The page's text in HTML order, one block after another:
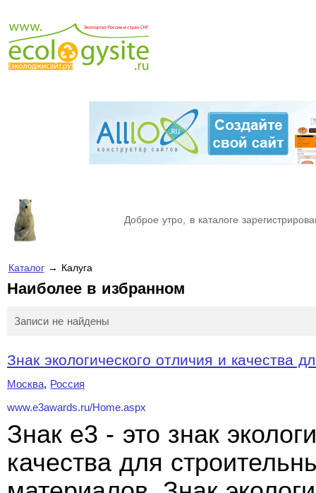
Доброе утро, в каталоге
Каталог→ Калуга
Наиболее в избранном
Записи не найдены
Знак экологического отличия и качества
Москва, Россия
www.e3awards.ru/Home.aspx
Знак e3 - это знак
качества для